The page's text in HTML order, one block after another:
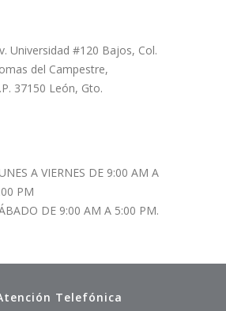
Universidad #120 Bajos, Col.
del Campestre,
37150 León, Gto.
A VIERNES DE 9:00 AM A
PM
DE 9:00 AM A 5:00 PM.
Telefónica